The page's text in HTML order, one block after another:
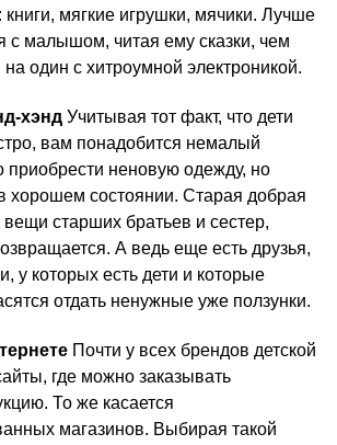
мягкие игрушки, мячики. Лучше
с малышом, читая ему сказки, чем
один с хитроумной электроникой.
хэнд Учитывая тот факт, что дети
вам понадобится немалый
приобрести неновую одежду, но
хорошем состоянии. Старая добрая
вещи старших братьев и сестер,
А ведь еще есть друзья,
у которых есть дети и которые
отдать ненужные уже ползунки.
Почти у всех брендов детской
где можно заказывать
То же касается
магазинов. Выбирая такой